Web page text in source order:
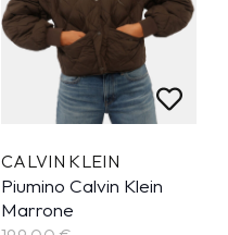
CALVIN KLEIN
Piumino Calvin Klein
Marrone